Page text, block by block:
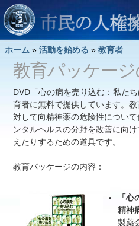
ホーム » 活動を始める » 教育者
教育パッケー
DVD「心の病を売り込む：私た
育者に無料で提供しています。
対して向精神薬の危険性につい
ンタルヘルスの分野を改善に向
えたりするための道具です。
教育パッケージの内容：
「
精神
製薬